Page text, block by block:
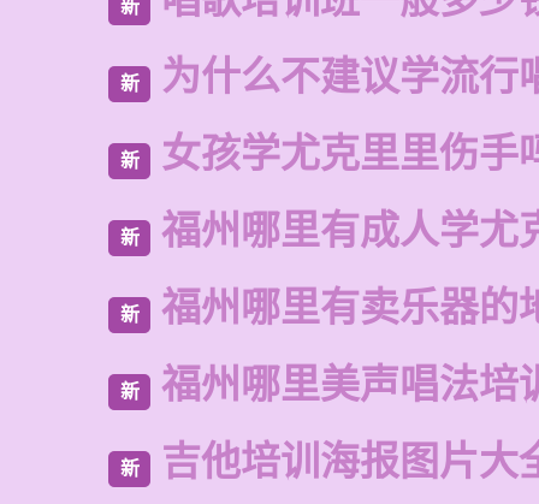
新
新 为什么不建议学流行
新 女孩学尤克里里伤手
新 福州哪里有成人学尤
新 福州哪里有卖乐器的
新 福州哪里美声唱法培
新 吉他培训海报图片大